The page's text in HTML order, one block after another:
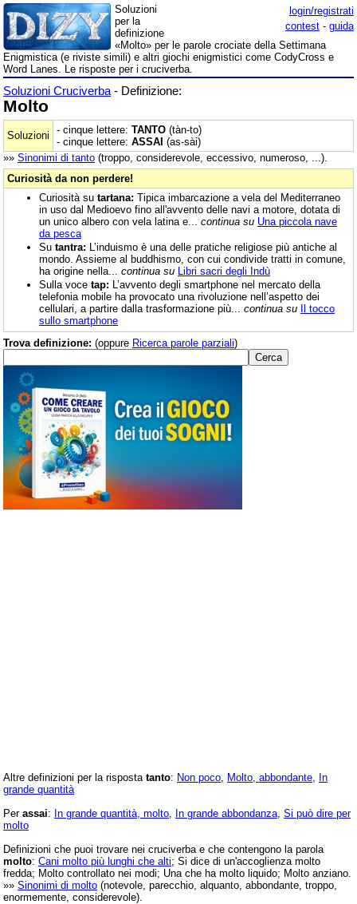
login/registrati
contest - guida
Soluzioni
per la
definizione
«Molto» per le parole crociate della Settimana
Enigmistica (e riviste simili) e altri giochi enigmistici come CodyCross e
Word Lanes. Le risposte per i cruciverba.
Soluzioni Cruciverba - Definizione:
Molto
Soluzioni - cinque lettere: TANTO (tàn-to)
- cinque lettere: ASSAI (as-sài)
»» Sinonimi di tanto (troppo, considerevole, eccessivo, numeroso, ...).
Curiosità da non perdere!
Curiosità su tartana: Tipica imbarcazione a vela del Mediterraneo
in uso dal Medioevo fino all'avvento delle navi a motore, dotata di
un unico albero con vela latina e... continua su Una piccola nave
da pesca
Su tantra: L’induismo è una delle pratiche religiose più antiche al
mondo. Assieme al buddhismo, con cui condivide tratti in comune,
ha origine nella... continua su Libri sacri degli Indù
Sulla voce tap: L’avvento degli smartphone nel mercato della
telefonia mobile ha provocato una rivoluzione nell’aspetto dei
cellulari, a partire dalla trasformazione più... continua su Il tocco
sullo smartphone
Trova definizione: (oppure Ricerca parole parziali)
Altre definizioni per la risposta tanto: Non poco Molto, abbondante In
grande quantità
Per assai: In grande quantità, molto In grande abbondanza Si può dire per
molto
Definizioni che puoi trovare nei cruciverba e che contengono la parola
molto: Cani molto più lunghi che alti; Si dice di un'accoglienza molto
fredda; Molto controllato nei modi; Una che ha molto liquido; Molto anziano.
»» Sinonimi di molto (notevole, parecchio, alquanto, abbondante, troppo,
enormemente, considerevole).